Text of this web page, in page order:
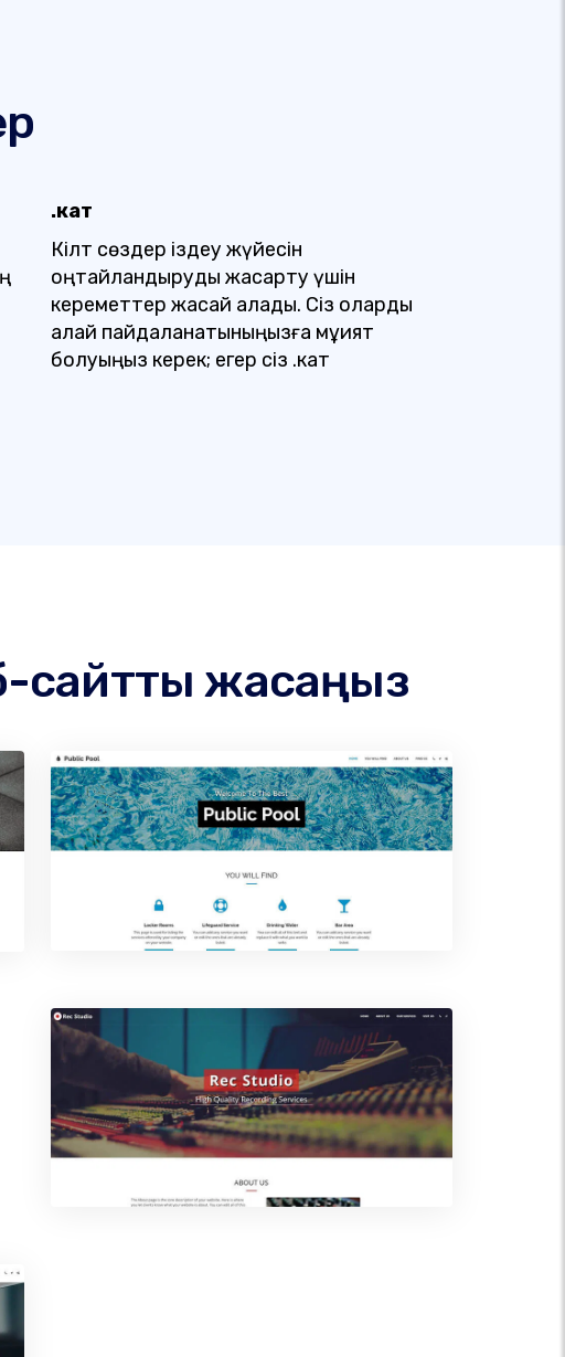
.кат
Кілт сөздер іздеу жүйесін
оңтайландыруды жақсарту үшін
кереметтер жасай алады. Сіз оларды
қалай пайдаланатыныңызға мұқият
болуыңыз керек; егер сіз .кат
сайтты жасаңыз